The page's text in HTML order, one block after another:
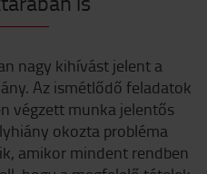
nagy kihívást jelent a
Az ismétlődő feladatok
végzett munka jelentős
okozta probléma
amikor mindent rendben